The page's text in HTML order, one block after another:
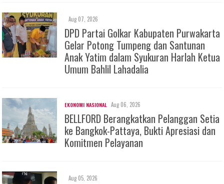
Aug 07, 2026
DPD Partai Golkar Kabupaten Purwakarta
Gelar Potong Tumpeng dan Santunan
Anak Yatim dalam Syukuran Harlah Ketua
Umum Bahlil Lahadalia
EKONOMI NASIONAL Aug 06, 2026
BELLFORD Berangkatkan Pelanggan Setia
ke Bangkok-Pattaya, Bukti Apresiasi dan
Komitmen Pelayanan
Aug 05, 2026